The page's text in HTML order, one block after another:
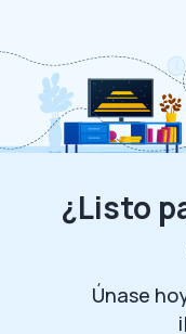
¿Listo
Únase